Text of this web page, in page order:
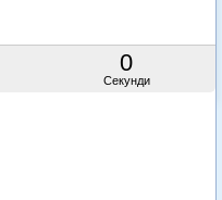
0
Секунди